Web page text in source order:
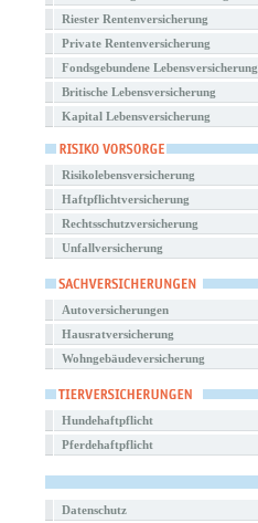
Riester Rentenversicherung
Private Rentenversicherung
Fondsgebundene Lebensversicherung
Britische Lebensversicherung
Kapital Lebensversicherung
Risikolebensversicherung
Haftpflichtversicherung
Rechtsschutzversicherung
Unfallversicherung
Autoversicherungen
Hausratversicherung
Wohngebäudeversicherung
Hundehaftpflicht
Pferdehaftpflicht
Datenschutz